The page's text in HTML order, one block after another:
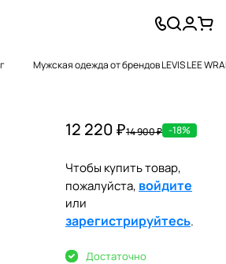
Мужская одежда от брендов LEVIS LEE
12 220 ₽14 900 ₽ -18%
Чтобы купить товар,
пожалуйста, войдите
или
зарегистрируйтесь.
Достаточно